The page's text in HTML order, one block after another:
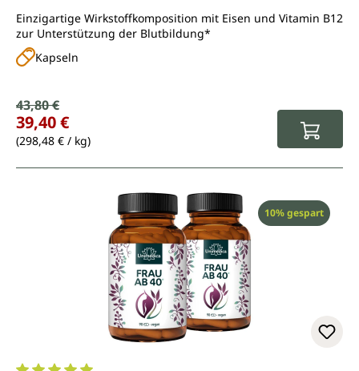
Einzigartige Wirkstoffkomposition mit Eisen und Vitamin B12
zur Unterstützung der Blutbildung*
Kapseln
Verkaufspreis:
Regulärer Preis:
43,80 €
39,40 €
(298,48 € / kg)
Rabatt
10% gespart